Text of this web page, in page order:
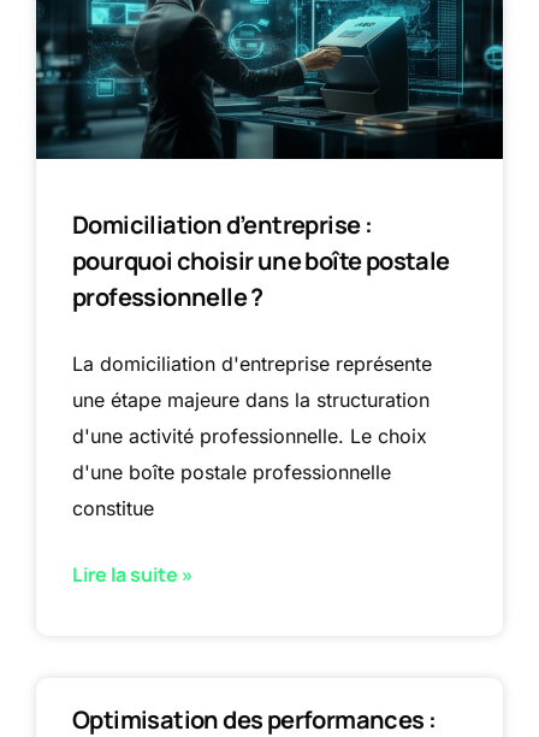
Domiciliation d’entreprise :
pourquoi choisir une boîte postale
professionnelle ?
La domiciliation d'entreprise représente
une étape majeure dans la structuration
d'une activité professionnelle. Le choix
d'une boîte postale professionnelle
constitue
Lire la suite »
Optimisation des performances :